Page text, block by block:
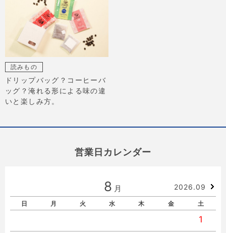
読みもの
ドリップバッグ？コーヒーバ
ッグ？淹れる形による味の違
いと楽しみ方。
営業日カレンダー
8 月 2026.09
日 月 火 水 木 金 土
1